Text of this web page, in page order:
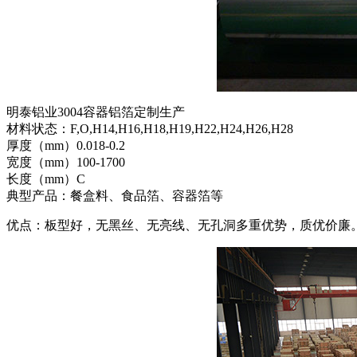
明泰铝业3004容器铝箔定制生产
材料状态：F,O,H14,H16,H18,H19,H22,H24,H26,H28
厚度（mm）0.018-0.2
宽度（mm）100-1700
长度（mm）C
典型产品：餐盒料、食品箔、容器箔等
优点：板型好，无黑丝、无亮线、无孔洞多重优势，质优价廉